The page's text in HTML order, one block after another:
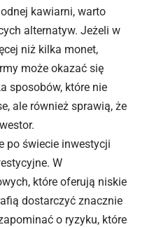
kawiarni, warto
alternatyw. Jeżeli w
niż kilka monet,
może okazać się
sposobów, które nie
ale również sprawią, że
po świecie inwestycji
W
które oferują niskie
dostarczyć znacznie
o ryzyku, które